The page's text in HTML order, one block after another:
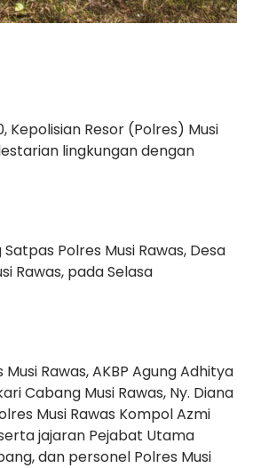
Resor (Polres) Musi
lingkungan dengan
Polres Musi Rawas, Desa
Rawas, pada Selasa
Rawas, AKBP Agung Adhitya
Cabang Musi Rawas, Ny. Diana
Musi Rawas Kompol Azmi
jajaran Pejabat Utama
dan personel Polres Musi